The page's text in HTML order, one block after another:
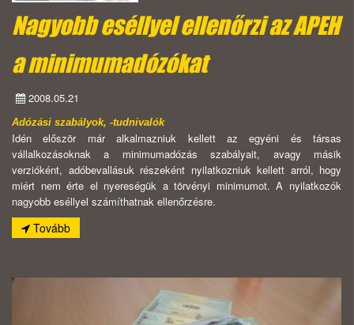
Nagyobb eséllyel ellenőrzi az APEH
a minimumadózókat
2008.05.21
Adózási szabályok, -tudnivalók
Idén először már alkalmazniuk kellett az egyéni és társas
vállalkozásoknak a minimumadózás szabályait, avagy másik
verzióként, adóbevallásuk részeként nyilatkozniuk kellett arról, hogy
miért nem érte el nyereségük a törvényi minimumot. A nyilatkozók
nagyobb eséllyel számíthatnak ellenőrzésre.
Tovább